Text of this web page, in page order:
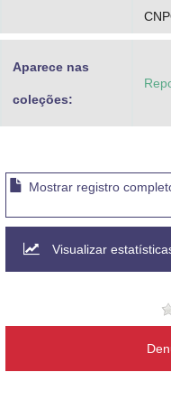
Aparece nas
coleções:
Mostrar registro
Visualizar